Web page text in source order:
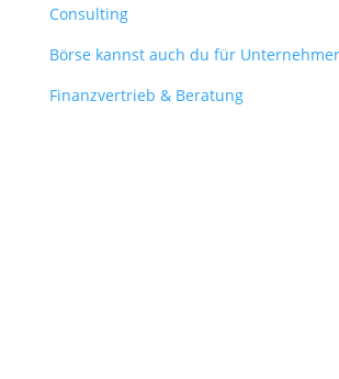
Consulting
Börse kannst auch du für
Finanzvertrieb & Beratung